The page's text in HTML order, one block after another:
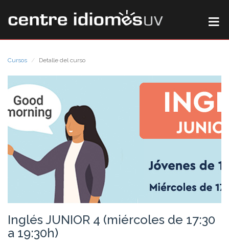
Cursos Detalle del curso
Inglés JUNIOR 4 (miércoles de 17:30
a 19:30h)